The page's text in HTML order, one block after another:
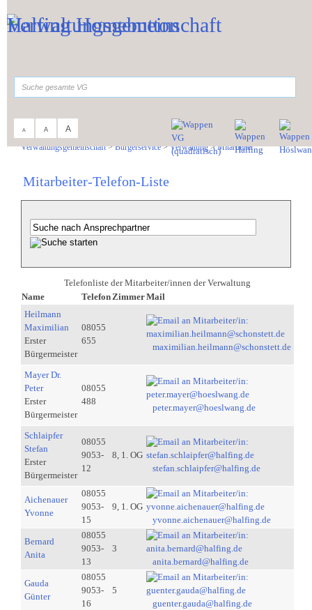
A A A
Verwaltungsgemeinschaft>Bürgerservice>Verwaltung>Mitarbeiter
Mitarbeiter-Telefon-Liste
Telefonliste der Mitarbeiter/innen der Verwaltung
Name
Telefon ZimmerMail
Heilmann
Maximilian
Erster
Bürgermeister
08055
655
maximilian.heilmann@schonstett.de
Mayer Dr.
Peter
Erster
Bürgermeister
08055
488
peter.mayer@hoeslwang.de
Schlaipfer
Stefan
Erster
Bürgermeister
08055
9053-
12
8, 1. OG
stefan.schlaipfer@halfing.de
Aichenauer
Yvonne
08055
9053-
15
9, 1. OG
yvonne.aichenauer@halfing.de
Bernard
Anita
08055
9053-
13
3
anita.bernard@halfing.de
Gauda
Günter
08055
9053-
16
5
guenter.gauda@halfing.de